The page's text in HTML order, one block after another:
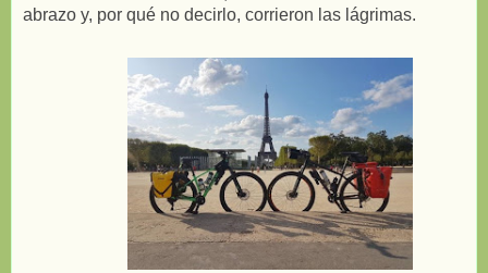
abrazo y, por qué no decirlo, corrieron las lágrimas.